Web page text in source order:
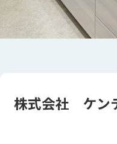
株式会社 ケン